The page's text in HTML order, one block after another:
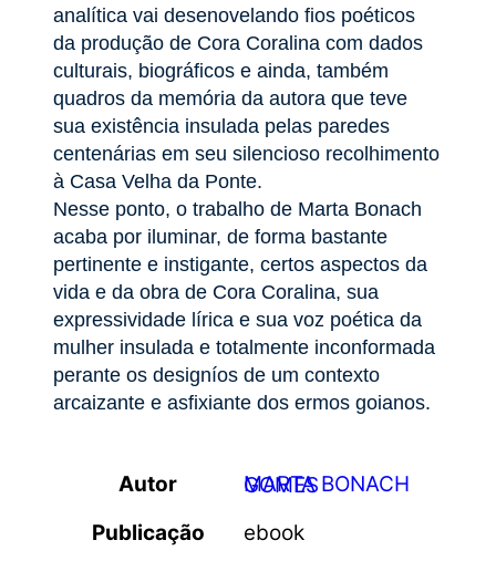
analítica vai desenovelando fios poéticos
da produção de Cora Coralina com dados
culturais, biográficos e ainda, também
quadros da memória da autora que teve
sua existência insulada pelas paredes
centenárias em seu silencioso recolhimento
à Casa Velha da Ponte.
Nesse ponto, o trabalho de Marta Bonach
acaba por iluminar, de forma bastante
pertinente e instigante, certos aspectos da
vida e da obra de Cora Coralina, sua
expressividade lírica e sua voz poética da
mulher insulada e totalmente inconformada
perante os designíos de um contexto
arcaizante e asfixiante dos ermos goianos.
Autor
MARTA BONACH GOMES
Publicação
ebook